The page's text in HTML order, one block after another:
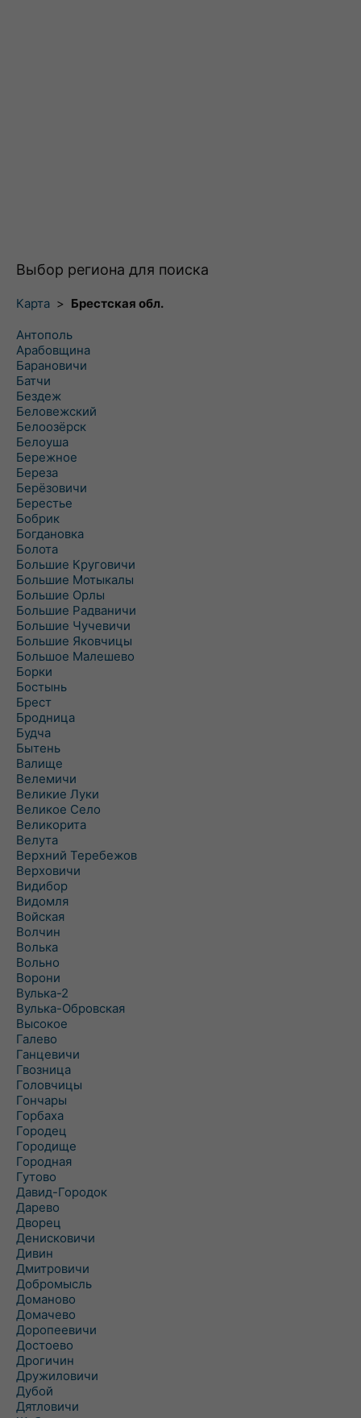
Выбор региона для поиска
Карта > Брестская обл.
Антополь
Арабовщина
Барановичи
Батчи
Бездеж
Беловежский
Белоозёрск
Белоуша
Бережное
Береза
Берёзовичи
Берестье
Бобрик
Богдановка
Болота
Большие Круговичи
Большие Мотыкалы
Большие Орлы
Большие Радваничи
Большие Чучевичи
Большие Яковчицы
Большое Малешево
Борки
Бостынь
Брест
Бродница
Будча
Бытень
Валище
Велемичи
Великие Луки
Великое Село
Великорита
Велута
Верхний Теребежов
Верховичи
Видибор
Видомля
Войская
Волчин
Волька
Вольно
Ворони
Вулька-2
Вулька-Обровская
Высокое
Галево
Ганцевичи
Гвозница
Головчицы
Гончары
Горбаха
Городец
Городище
Городная
Гутово
Давид-Городок
Дарево
Дворец
Денисковичи
Дивин
Дмитровичи
Добромысль
Доманово
Домачево
Доропеевичи
Достоево
Дрогичин
Дружиловичи
Дубой
Дятловичи